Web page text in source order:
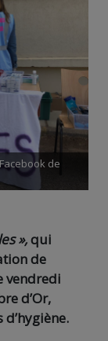
de
»,qui
de
vendredi
d’Or,